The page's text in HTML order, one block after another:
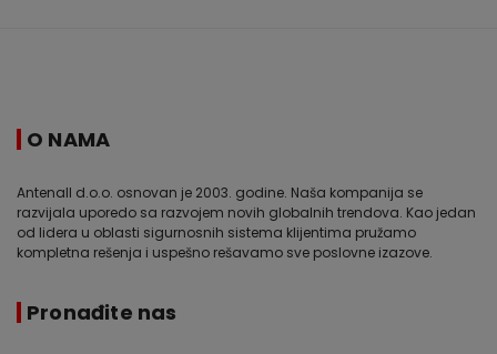
O NAMA
Antenall d.o.o. osnovan je 2003. godine. Naša kompanija se
razvijala uporedo sa razvojem novih globalnih trendova. Kao jedan
od lidera u oblasti sigurnosnih sistema klijentima pružamo
kompletna rešenja i uspešno rešavamo sve poslovne izazove.
Pronađite nas